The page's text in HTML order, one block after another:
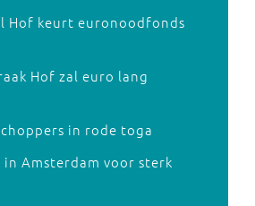
Hof keurt euronoodfonds
Hof zal euro lang
in rode toga
Amsterdam voor sterk